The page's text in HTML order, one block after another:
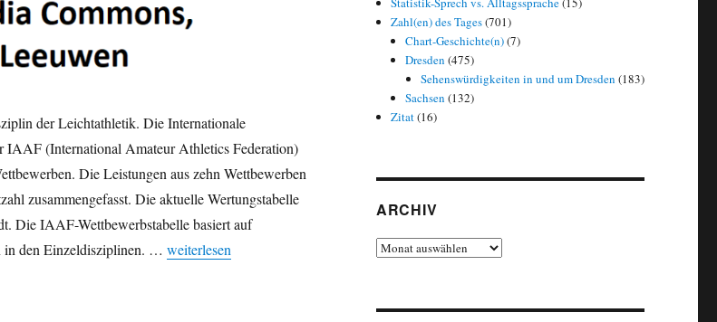
der Leichtathletik. Die Internationale
(International Amateur Athletics Federation)
Die Leistungen aus zehn Wettbewerben
zusammengefasst. Die aktuelle Wertungstabelle
Die IAAF-Wettbewerbstabelle basiert auf
in den Einzeldisziplinen. … „Decathlon: Zehnkampf aus statistischer Sicht unter Corona-Bedingungen“
weiterlesen
Zahl(en) des Tages(701)
Chart-Geschichte(n)(7)
Dresden (475)
Sehenswürdigkeiten in und um Dresden (183)
Sachsen (132)
Zitat(16)
ARCHIV
Archiv